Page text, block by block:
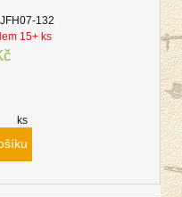
132
15+ ks
ks